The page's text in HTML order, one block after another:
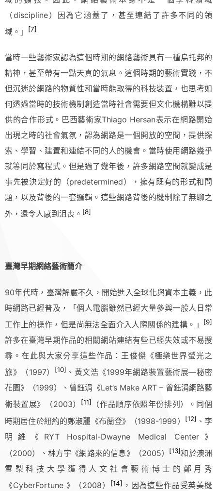
（discipline）因為它涵蓋了，甚至連結了許多不同的領
域。」
[7]
當時一些藝術家認為這個時期的網絡藝術具有一種烏托邦的
精神，甚至帶有一點天真的氣息。這個時期的藝術實踐，不
但沉迷於網路的物質性和當時能取得的科技裝置，也思考如
何透過當時的技術機制創造當時社會需要但文化機構難以提
供的合作形式。巴西藝術家Thiago Hersan表示在網路開始
出現之時的社會氣氛，認為網路是一個開放的空間，提供探
索、學習、建置和連結不同的人的機會。當時使用網路幾乎
就等同於寫程式。但是過了幾年後，許多網路空間就變成是
事先被決定好的（predetermined），擁有既有的形式和問
題，以及背後的一套邏輯。這些網路背後的機制除了無聊之
外，還令人感到沮喪。 [8]
臺灣早期網絡藝術簡介
90年代時，臺灣解嚴不久，開始進入全球化與資本主義，此
時網路已經普及，「個人電腦雖然已經大量參與一般人日常
工作上的操作，但是尚無法全面介入人際關係的建構。」
[9]
許多在臺灣早期作品的相關網站連結有些已經失效或不易搜
尋。在此與大家分享這些作品：王俊傑《極樂世界螢光之
旅》（1997）
[10] 、黃文浩《1999年網路裝置藝術展—秘密
花園》（1999）、曾鈺涓《Let’s Make ART – 曾鈺涓網路藝
術裝置展》（2003）
[11]
（作品順序依照年份排列）。同個
時期居住於紐約的鄭淑麗《布蘭登》（1998-1999）
[12] 、李
明維《RYT Hospital-Dwayne Medical Center》
（2000）、林方宇《網路來的信息》（2005）
[13]和於澳洲
雪梨科技大學獲得人文社會藝術博士的鄭月秀
《CyberFortune 》（2008）
[14] ，因為這些作品受英美機